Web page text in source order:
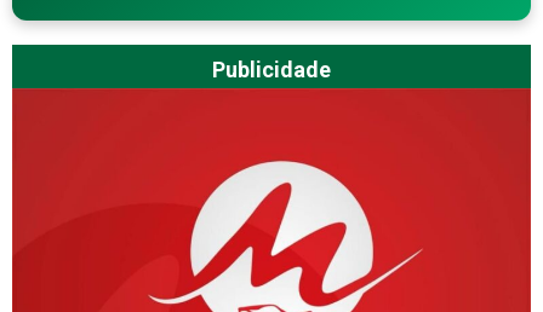
Publicidade